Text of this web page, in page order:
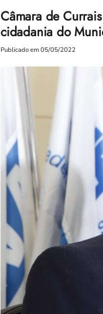
Câmara de
cidadania do
Publicado em 05/05/2022